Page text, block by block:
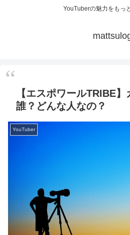
YouTuberの魅力をもっ
【エスポワールTRIBE
誰？どんな人なの？
YouTuber